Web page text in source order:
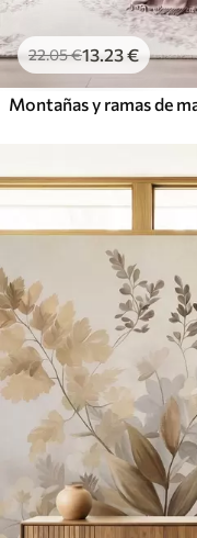
22.05€13.23€